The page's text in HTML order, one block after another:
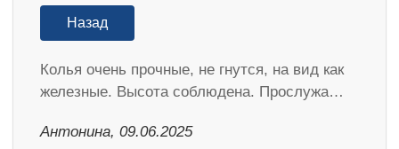
Назад
Колья очень прочные, не гнутся, на вид как
железные. Высота соблюдена. Прослужа…
Антонина, 09.06.2025